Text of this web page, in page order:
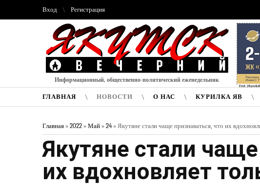
Вход Регистрация
Информационный, общественно-политический еженедельник
ГЛАВНАЯ НОВОСТИ О НАС КУРИЛКА ЯВ
Главная » 2022 » Май » 24» Якутяне стали чаще признаваться, что их
Якутяне стали
их вдохновляет